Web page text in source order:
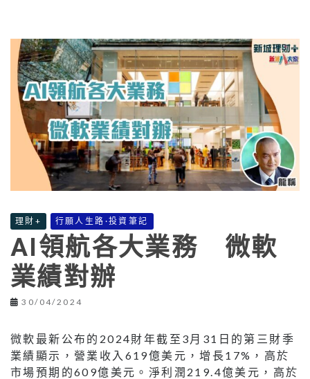
理財+ 行願人生路·投資筆記
AI領航各大業務 微軟
業績對辦
30/04/2024
微軟最新公布的2024財年截至3月31日的第三財季
業績顯示，營業收入619億美元，增長17%，高於
市場預期的609億美元。淨利潤219.4億美元，高於